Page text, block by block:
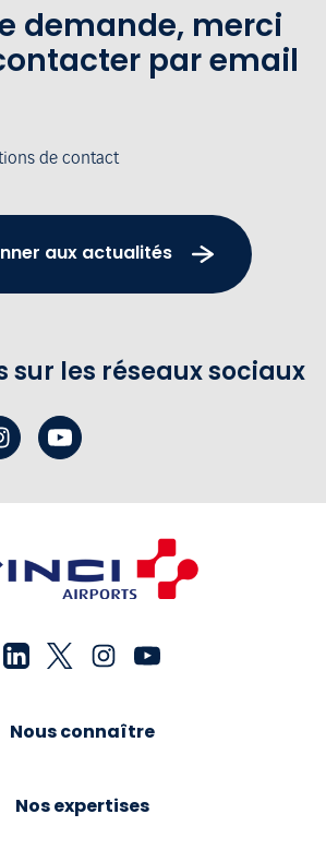
demande, merci
par email
de contact
aux actualités
sur les réseaux sociaux
Nous connaître
Nos expertises